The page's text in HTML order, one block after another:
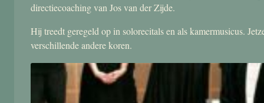
directiecoaching van Jos van der Zijde.
Hij treedt geregeld op in solorecitals en als kamermusicus.
verschillende andere koren.